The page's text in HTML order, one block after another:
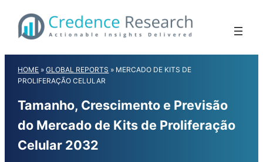
content
HOME »GLOBAL REPORTS » MERCADO DE KITS DE
PROLIFERAÇÃO CELULAR
Tamanho, Crescimento e Previsão
do Mercado de Kits de Proliferação
Celular 2032